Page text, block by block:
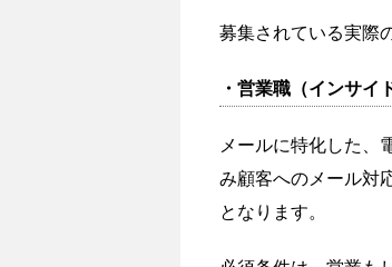
募集されている実際
・営業職（インサイ
メールに特化した、
み顧客へのメール対
となります。